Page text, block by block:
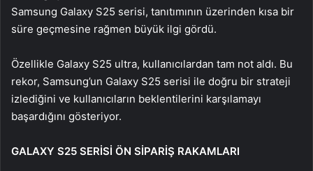
Samsung Galaxy S25 serisi, tanıtımının üzerinden kısa bir
süre geçmesine rağmen büyük ilgi gördü.
Özellikle Galaxy S25 ultra, kullanıcılardan tam not aldı. Bu
rekor, Samsung’un Galaxy S25 serisi ile doğru bir strateji
izlediğini ve kullanıcıların beklentilerini karşılamayı
başardığını gösteriyor.
GALAXY S25 SERİSİ ÖN SİPARİŞ RAKAMLARI